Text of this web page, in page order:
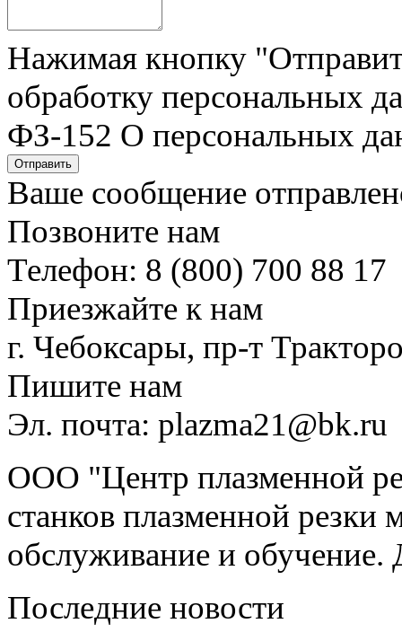
Нажимая кнопку
обработку персональных
ФЗ-152 О персональных
Отправить
Ваше сообщение
Позвоните нам
Телефон: 8 (800) 700 88 17
Приезжайте к нам
г. Чебоксары, пр-т
Пишите нам
Эл. почта: plazma21@bk.ru
ООО "Центр плазменной
станков плазменной резки
обслуживание и обучение.
Последние новости